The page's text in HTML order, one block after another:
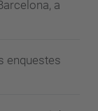
a
enquestes